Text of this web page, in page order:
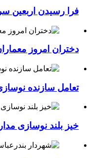
فرا رسیدن اربعین
دختران امروز
تعامل سازنده نوسازی
خیز بلند نوسازی مدارس هرمزگان برای